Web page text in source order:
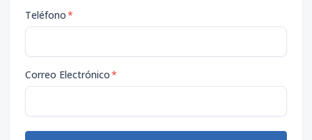
Teléfono*
Correo Electrónico*